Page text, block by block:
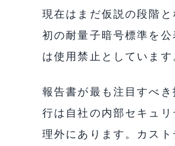
現在はまだ仮説の段階
初の耐量子暗号標準を
は使用禁止としています
報告書が最も注目すべ
行は自社の内部セキュ
理外にあります。カス